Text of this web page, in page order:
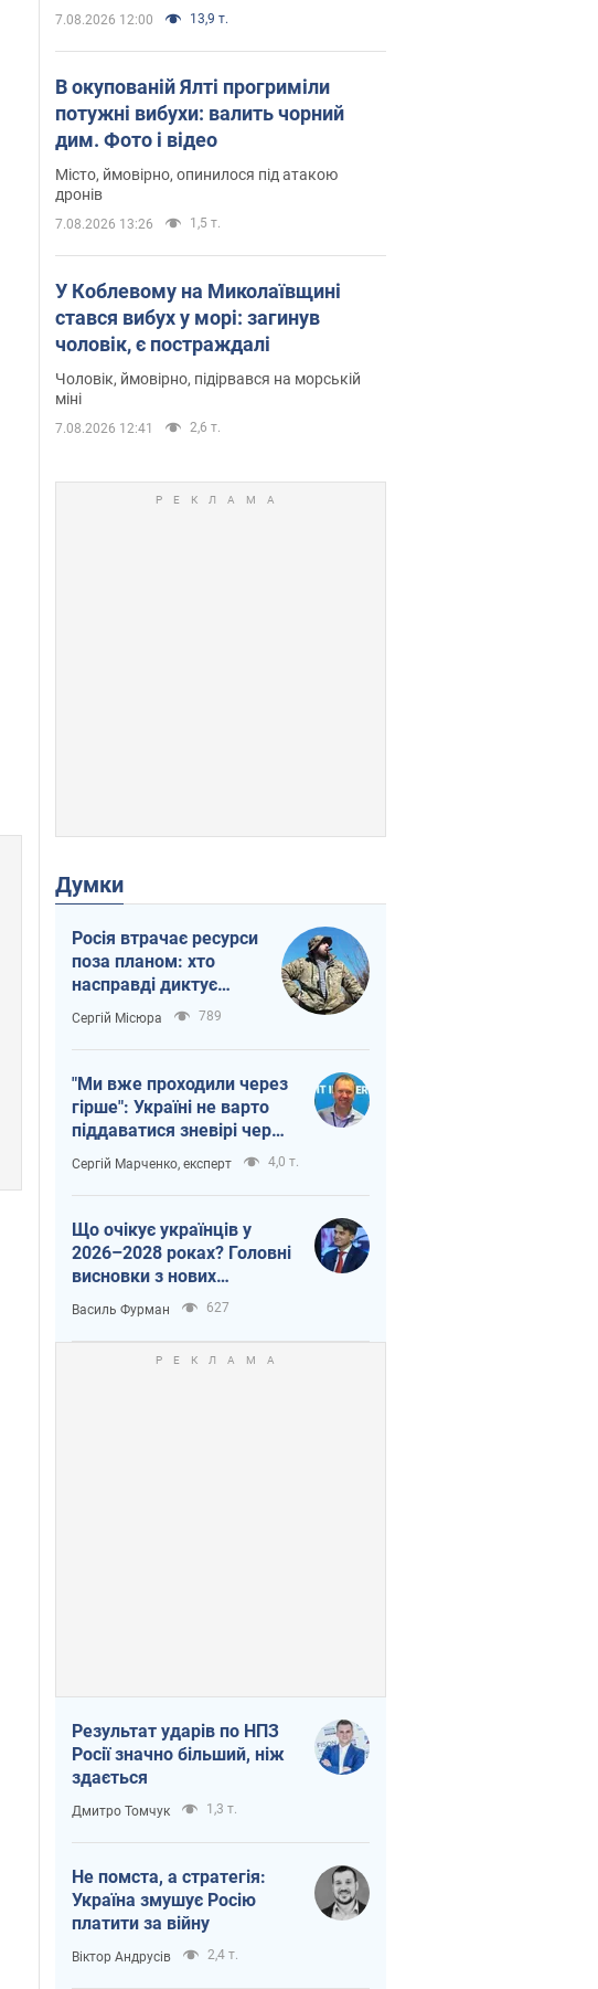
7.08.2026 12:00 13,9 т.
В окупованій Ялті прогриміли
потужні вибухи: валить чорний
дим. Фото і відео
Місто, ймовірно, опинилося під атакою
дронів
7.08.2026 13:26 1,5 т.
У Коблевому на Миколаївщині
стався вибух у морі: загинув
чоловік, є постраждалі
Чоловік, ймовірно, підірвався на морській
міні
7.08.2026 12:41 2,6 т.
Думки
Росія втрачає ресурси
поза планом: хто
насправді диктує
темп війни
Сергій Місюра 789
"Ми вже проходили через
гірше": Україні не варто
піддаватися зневірі через
ракетний терор
Сергій Марченко, експерт 4,0 т.
Що очікує українців у
2026–2028 роках? Головні
висновки з нових
прогнозів від НБУ
Василь Фурман 627
Результат ударів по НПЗ
Росії значно більший, ніж
здається
Дмитро Томчук 1,3 т.
Не помста, а стратегія:
Україна змушує Росію
платити за війну
Віктор Андрусів 2,4 т.